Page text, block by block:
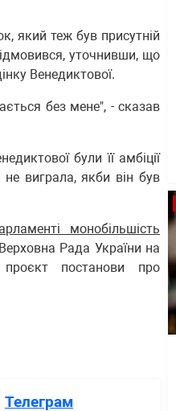
який теж був присутній
уточнивши, що
Венедиктової.
без мене", - сказав
були її амбіції
виграла, якби він був
монобільшість
Рада України на
постанови про
Телеграм